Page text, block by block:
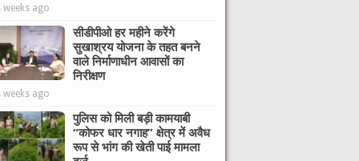
weeks ago
सीडीपीओ हर महीने करेंगे
सुखाश्रय योजना के तहत बनने
वाले निर्माणाधीन आवासों का
निरीक्षण
weeks ago
पुलिस को मिली बड़ी कामयाबी
“कोफर धार नगाह” क्षेत्र में अवैध
रूप से भांग की खेती पाई मामला